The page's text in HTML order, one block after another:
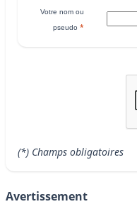
Votre nom ou
pseudo *
(*) Champs obligatoires
Avertissement